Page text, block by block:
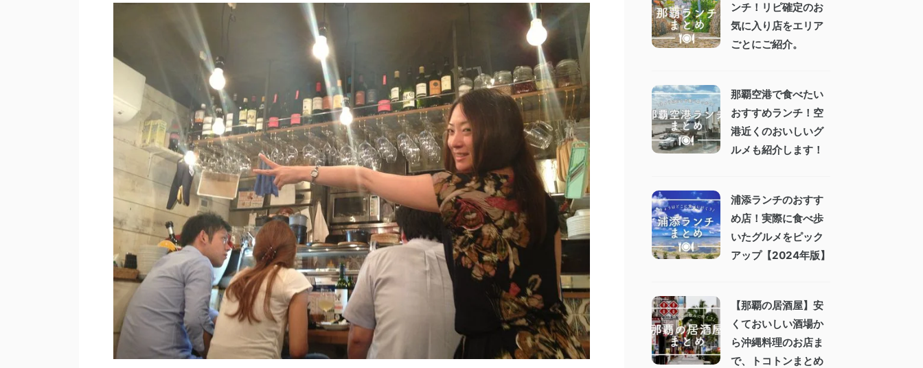
ンチ！リピ確定のお
気に入り店をエリア
ごとにご紹介。
那覇空港で食べたい
おすすめランチ！空
港近くのおいしいグ
ルメも紹介します！
浦添ランチのおすす
め店！実際に食べ歩
いたグルメをピック
アップ【2024年版】
【那覇の居酒屋】安
くておいしい酒場か
ら沖縄料理のお店ま
で、トコトンまとめ